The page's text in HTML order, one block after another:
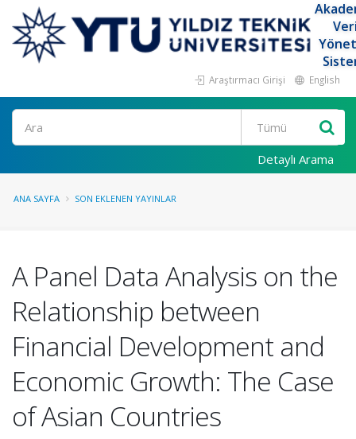
Araştırmacı Girişi English
Ara
Detaylı Arama
ANA SAYFA SON EKLENEN YAYINLAR
A Panel Data Analysis on the
Relationship between
Financial Development and
Economic Growth: The Case
of Asian Countries